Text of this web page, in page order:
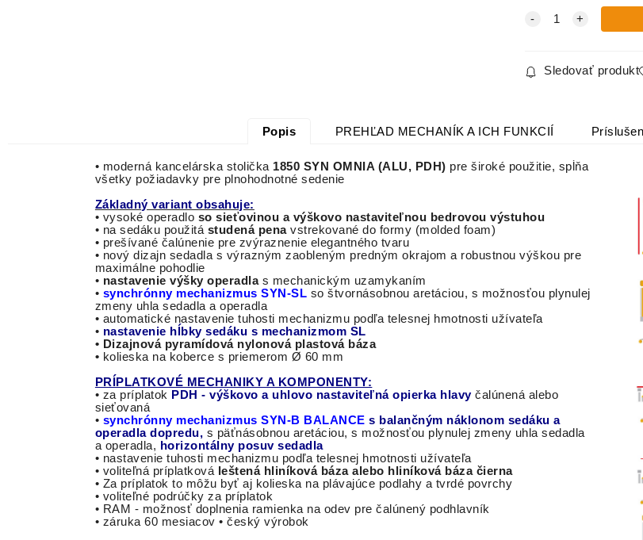
Sledovať produkt
Popis PREHĽAD MECHANÍK A ICH FUNKCIÍ
• moderná kancelárska stolička 1850 SYN OMNIA (ALU, PDH) pre široké použitie, spĺňa
všetky požiadavky pre plnohodnotné sedenie
Základný variant obsahuje:
• vysoké operadlo so sieťovinou a výškovo nastaviteľnou bedrovou výstuhou
• na sedáku použitá studená penavstrekované do formy (molded foam)
• prešívané čalúnenie pre zvýraznenie elegantného tvaru
• nový dizajn sedadla s výrazným zaobleným predným okrajom a robustnou výškou pre
maximálne pohodlie
• nastavenie výšky operadlas mechanickým uzamykaním
• synchrónny mechanizmus SYN-SL so štvornásobnou aretáciou, s možnosťou plynulej
zmeny uhla sedadla a operadla
• automatické nastavenie tuhosti mechanizmu podľa telesnej hmotnosti užívateľa
• nastavenie hĺbky sedáku s mechanizmom SL
• Dizajnová pyramídová nylonová plastová báza
• kolieska na koberce s priemerom Ø 60 mm
PRÍPLATKOVÉ MECHANIKY A KOMPONENTY:
• za príplatok PDH - výškovo a uhlovo nastaviteľná opierka hlavyčalúnená alebo
sieťovaná
• synchrónny mechanizmus SYN-B BALANCEs balančným náklonom sedáku a
operadla dopredu, s päťnásobnou aretáciou, s možnosťou plynulej zmeny uhla sedadla
a operadla, horizontálny posuv sedadla
• nastavenie tuhosti mechanizmu podľa telesnej hmotnosti užívateľa
• voliteľná príplatková leštená hliníková báza alebo hliníková báza čierna
• Za príplatok to môžu byť aj kolieska na plávajúce podlahy a tvrdé povrchy
• voliteľné podrúčky za príplatok
• RAM - možnosť doplnenia ramienka na odev pre čalúnený podhlavník
• záruka 60 mesiacov • český výrobok